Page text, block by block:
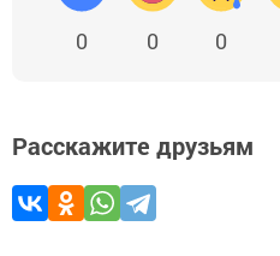
0 0 0
Расскажите друзьям